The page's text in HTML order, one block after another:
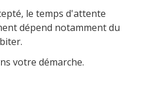
le temps d'attente
dépend notamment du
votre démarche.